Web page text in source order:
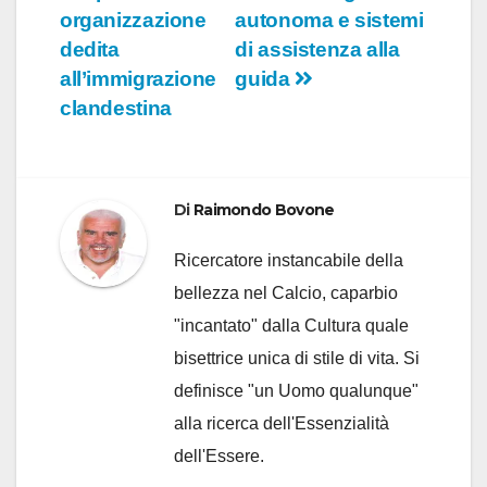
articoli
autonoma e sistemi
di assistenza alla
guida
organizzazione
dedita
all’immigrazione
clandestina
Di Raimondo Bovone
Ricercatore instancabile della
bellezza nel Calcio, caparbio
"incantato" dalla Cultura quale
bisettrice unica di stile di vita. Si
definisce "un Uomo qualunque"
alla ricerca dell'Essenzialità
dell'Essere.